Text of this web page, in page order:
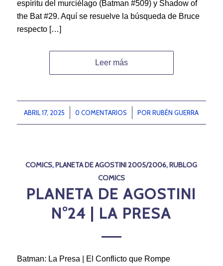
espíritu del murciélago (Batman #509) y Shadow of
the Bat #29. Aquí se resuelve la búsqueda de Bruce
respecto […]
Leer más
ABRIL 17, 2025
/ 0 COMENTARIOS
/ PORRUBÉN GUERRA
COMICS, PLANETA DE AGOSTINI 2005/2006, RUBLOG
COMICS
PLANETA DE AGOSTINI
N°24 | LA PRESA
Batman: La Presa | El Conflicto que Rompe